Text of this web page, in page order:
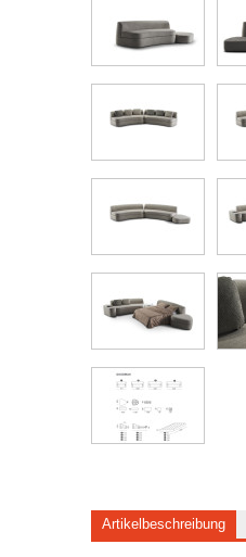
Artikelbeschreibung